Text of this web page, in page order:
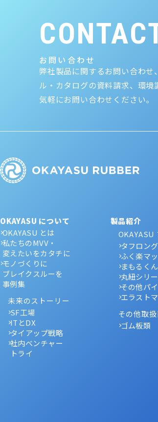
お問い合わせ
弊社製品に関するお問い合わ
ル・カタログの資料請求、環
気軽にお問い合わせください。
OKAYASU について
OKAYASU とは
私たちのMVV・
変えたいをカタチに
モノづくりに
ブレイクスルーを
事例集
未来のストーリー
SF工場
ITとDX
タイアップ戦略
社内ベンチャー
トライ
製品紹介
OKAYASU
タフロン
ふく楽マ
まもるく
丸紐シリ
その他パ
エラスト
その他取
ゴム板類